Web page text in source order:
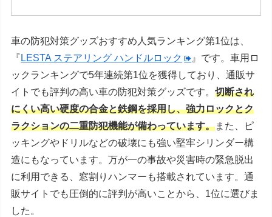
車の防犯対策グッズおすすめ人気ランキング第1位は、
『 LESTA ステアリング ハンドルロック
』です。車用ロ
ックランキングで5年連続第1位を獲得しており、通販サ
イトでも評判の高い車の防犯対策グッズです。切断され
にくい高い硬度の合金と鉄鋼を採用し、強力ロックとク
ラクションの二重防犯機能が備わっています。また、ピ
ッキングやドリルなどの破壊にも強い堅牢シリンダー構
造にもなっています。万が一の事故や災害時の緊急脱出
に利用できる、窓割りハンマーも搭載されています。通
販サイトでも圧倒的に評判が高いことから、 1位に選びま
した。